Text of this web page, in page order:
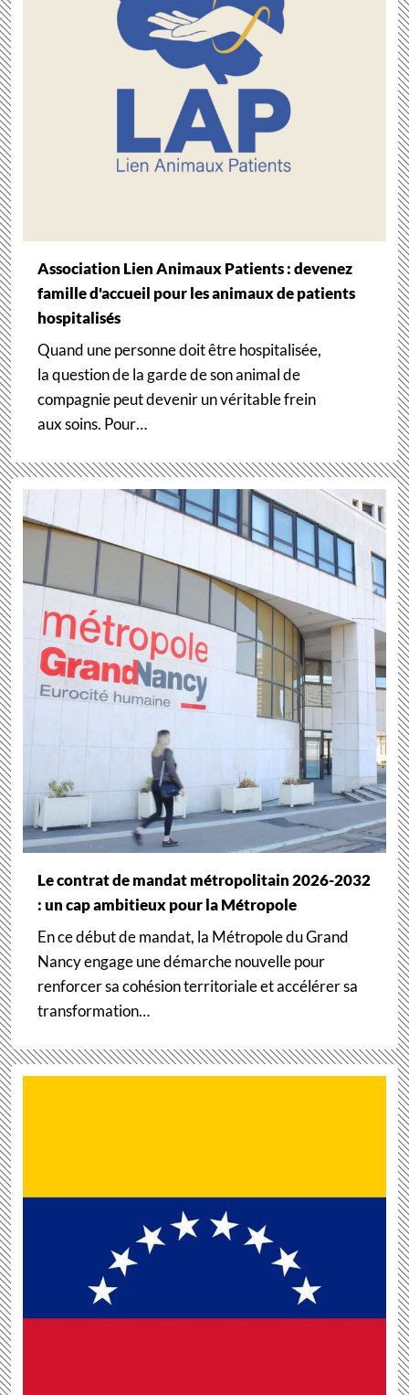
Association Lien Animaux Patients : devenez
famille d'accueil pour les animaux de patients
hospitalisés
Quand une personne doit être hospitalisée,
la question de la garde de son animal de
compagnie peut devenir un véritable frein
aux soins. Pour…
Le contrat de mandat métropolitain 2026-2032
: un cap ambitieux pour la Métropole
En ce début de mandat, la Métropole du Grand
Nancy engage une démarche nouvelle pour
renforcer sa cohésion territoriale et accélérer sa
transformation…